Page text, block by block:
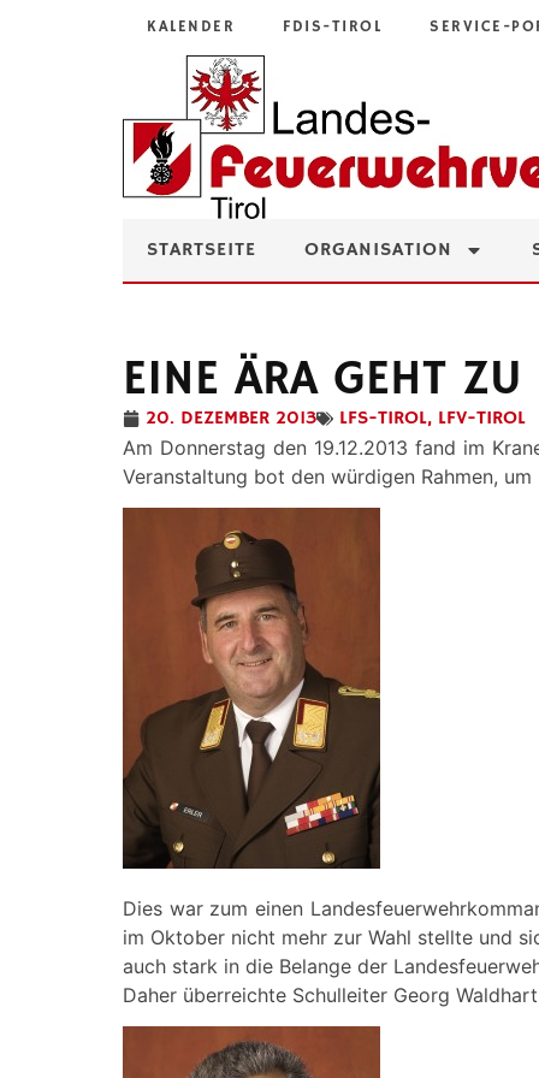
KALENDER FDIS-TIROL SERVICE-
STARTSEITE ORGANISATION
EINE ÄRA GEHT ZU
20. DEZEMBER 2013 LFS-TIROL, LFV-TIROL
Am Donnerstag den 19.12.2013 fand im
Veranstaltung bot den würdigen Rahmen,
Dies war zum einen
im Oktober nicht mehr zur Wahl stellte und
auch stark in die Belange der
Daher überreichte Schulleiter Georg